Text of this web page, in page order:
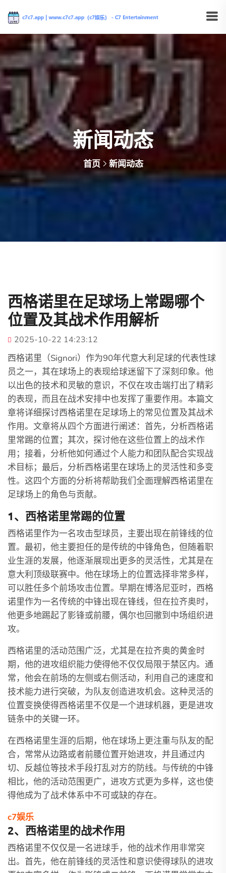
新闻动态
首页 新闻动态
西格诺里在足球场上常踢哪个
位置及其战术作用解析
2025-10-22 14:23:12
西格诺里（Signori）作为90年代意大利足球的代表性球
员之一，其在球场上的表现给球迷留下了深刻印象。他
以出色的技术和灵敏的意识，不仅在攻击端打出了精彩
的表现，而且在战术安排中也发挥了重要作用。本篇文
章将详细探讨西格诺里在足球场上的常见位置及其战术
作用。文章将从四个方面进行阐述：首先，分析西格诺
里常踢的位置；其次，探讨他在这些位置上的战术作
用；接着，分析他如何通过个人能力和团队配合实现战
术目标；最后，分析西格诺里在球场上的灵活性和多变
性。这四个方面的分析将帮助我们全面理解西格诺里在
足球场上的角色与贡献。
1、西格诺里常踢的位置
西格诺里作为一名攻击型球员，主要出现在前锋线的位
置。最初，他主要担任的是传统的中锋角色，但随着职
业生涯的发展，他逐渐展现出更多的灵活性，尤其是在
意大利顶级联赛中。他在球场上的位置选择非常多样，
可以胜任多个前场攻击位置。早期在博洛尼亚时，西格
诺里作为一名传统的中锋出现在锋线，但在拉齐奥时，
他更多地踢起了影锋或前腰，偶尔也回撤到中场组织进
攻。
西格诺里的活动范围广泛，尤其是在拉齐奥的黄金时
期，他的进攻组织能力使得他不仅仅局限于禁区内。通
常，他会在前场的左侧或右侧活动，利用自己的速度和
技术能力进行突破，为队友创造进攻机会。这种灵活的
位置变换使得西格诺里不仅是一个进球机器，更是进攻
链条中的关键一环。
在西格诺里生涯的后期，他在球场上更注重与队友的配
合，常常从边路或者前腰位置开始进攻，并且通过内
切、反越位等技术手段打乱对方的防线。与传统的中锋
相比，他的活动范围更广，进攻方式更为多样，这也使
得他成为了战术体系中不可或缺的存在。
c7娱乐
2、西格诺里的战术作用
西格诺里不仅仅是一名进球手，他的战术作用非常突
出。首先，他在前锋线的灵活性和意识使得球队的进攻